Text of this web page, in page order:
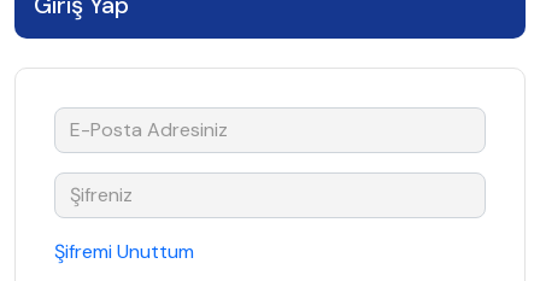
Şifremi Unuttum